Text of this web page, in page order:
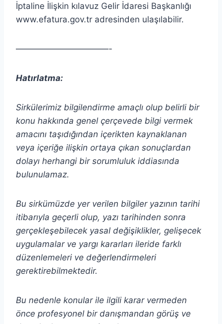
İptaline İlişkin kılavuz Gelir İdaresi Başkanlığı
www.efatura.gov.tr adresinden ulaşılabilir.
———————————-
Hatırlatma:
Sirkülerimiz bilgilendirme amaçlı olup belirli bir
konu hakkında genel çerçevede bilgi vermek
amacını taşıdığından içerikten kaynaklanan
veya içeriğe ilişkin ortaya çıkan sonuçlardan
dolayı herhangi bir sorumluluk iddiasında
bulunulamaz.
Bu sirkümüzde yer verilen bilgiler yazının tarihi
itibarıyla geçerli olup, yazı tarihinden sonra
gerçekleşebilecek yasal değişiklikler, gelişecek
uygulamalar ve yargı kararları ileride farklı
düzenlemeleri ve değerlendirmeleri
gerektirebilmektedir.
Bu nedenle konular ile ilgili karar vermeden
önce profesyonel bir danışmandan görüş ve